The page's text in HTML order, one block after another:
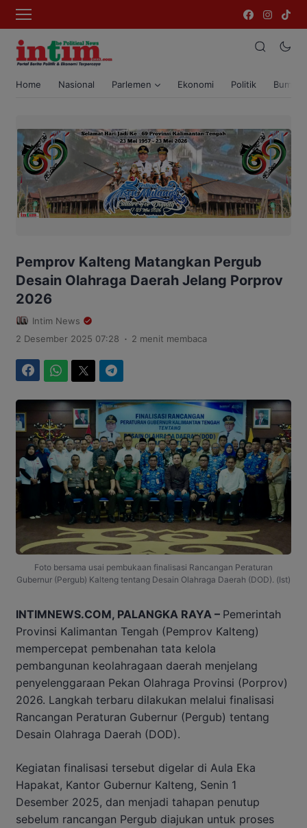
Home Nasional Parlemen Ekonomi Politik Bumi
Pemprov Kalteng Matangkan Pergub
Desain Olahraga Daerah Jelang Porprov
2026
Intim News
2 Desember 2025 07:28 . 2 menit membaca
Foto bersama usai pembukaan finalisasi Rancangan Peraturan
Gubernur (Pergub) Kalteng tentang Desain Olahraga Daerah (DOD). (Ist)
INTIMNEWS.COM, PALANGKA RAYA – Pemerintah
Provinsi Kalimantan Tengah (Pemprov Kalteng)
mempercepat pembenahan tata kelola
pembangunan keolahragaan daerah menjelang
penyelenggaraan Pekan Olahraga Provinsi (Porprov)
2026. Langkah terbaru dilakukan melalui finalisasi
Rancangan Peraturan Gubernur (Pergub) tentang
Desain Olahraga Daerah (DOD).
Kegiatan finalisasi tersebut digelar di Aula Eka
Hapakat, Kantor Gubernur Kalteng, Senin 1
Desember 2025, dan menjadi tahapan penutup
sebelum rancangan Pergub diajukan untuk proses